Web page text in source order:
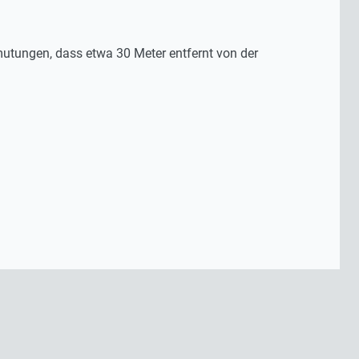
dass etwa 30 Meter entfernt von der